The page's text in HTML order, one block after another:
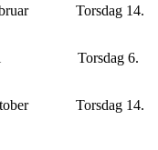
Torsdag 14.
mai Torsdag 6.
oktober Torsdag 14.